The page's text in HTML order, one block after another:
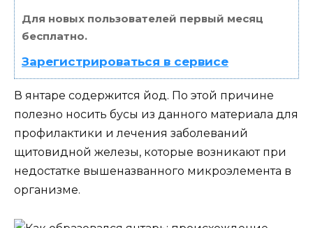
Для новых пользователей первый месяц
бесплатно.
Зарегистрироваться в сервисе
В янтаре содержится йод. По этой причине
полезно носить бусы из данного материала для
профилактики и лечения заболеваний
щитовидной железы, которые возникают при
недостатке вышеназванного микроэлемента в
организме.